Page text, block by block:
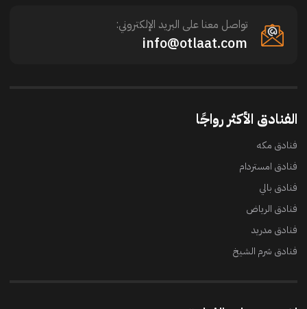
تواصل معنا على البريد الإلكتروني:
info@otlaat.com
الفنادق الأكثر رواجًا
فنادق مكه
فنادق امستردام
فنادق بالي
فنادق الرياض
فنادق مدريد
فنادق شرم الشيخ